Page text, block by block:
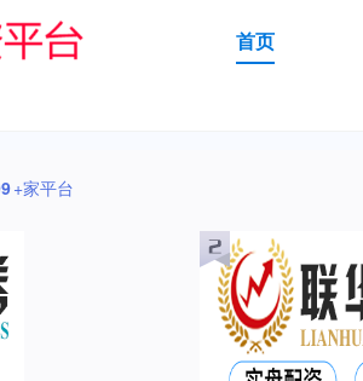
首页
+家平台